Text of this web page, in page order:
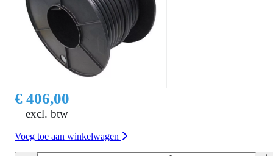
€ 406,00
excl. btw
Voeg toe aan winkelwagen